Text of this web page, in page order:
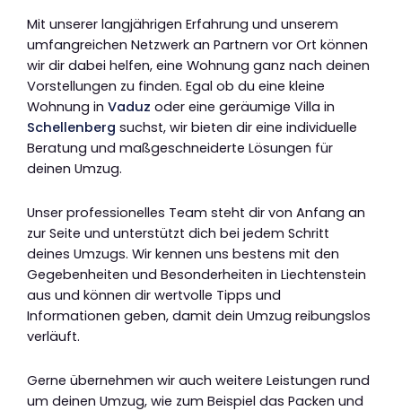
Mit unserer langjährigen Erfahrung und unserem
umfangreichen Netzwerk an Partnern vor Ort können
wir dir dabei helfen, eine Wohnung ganz nach deinen
Vorstellungen zu finden. Egal ob du eine kleine
Wohnung in Vaduz oder eine geräumige Villa in
Schellenberg suchst, wir bieten dir eine individuelle
Beratung und maßgeschneiderte Lösungen für
deinen Umzug.
Unser professionelles Team steht dir von Anfang an
zur Seite und unterstützt dich bei jedem Schritt
deines Umzugs. Wir kennen uns bestens mit den
Gegebenheiten und Besonderheiten in Liechtenstein
aus und können dir wertvolle Tipps und
Informationen geben, damit dein Umzug reibungslos
verläuft.
Gerne übernehmen wir auch weitere Leistungen rund
um deinen Umzug, wie zum Beispiel das Packen und